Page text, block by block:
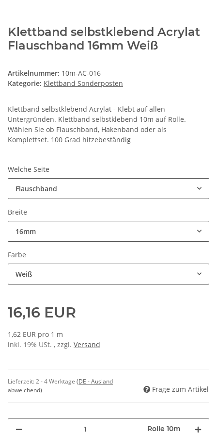
Klettband selbstklebend Acrylat
Flauschband 16mm Weiß
Artikelnummer: 10m-AC-016
Kategorie: Klettband Sonderposten
Klettband selbstklebend Acrylat - Klebt auf allen
Untergründen. Klettband selbstklebend 10m auf Rolle.
Wählen Sie ob Flauschband, Hakenband oder als
Komplettset. 100 Grad hitzebeständig
Welche Seite
Flauschband
Breite
16mm
Farbe
Weiß
16,16 EUR
1,62 EUR pro 1 m
inkl. 19% USt. , zzgl. Versand
Lieferzeit:2 - 4 Werktage (DE - Ausland
abweichend)
Frage zum Artikel
Rolle 10m